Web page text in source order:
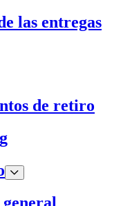
las entregas
de retiro